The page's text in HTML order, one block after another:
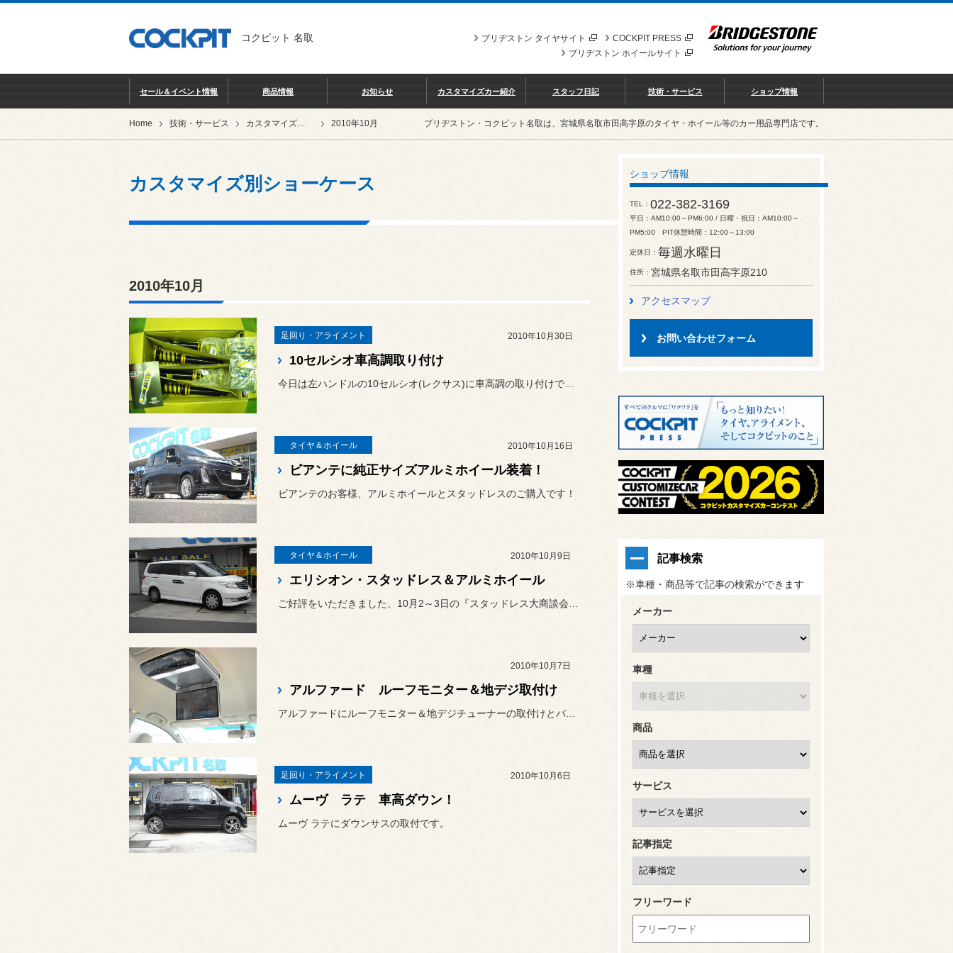
コクピット 名取 COCKPIT PRESS
ブリヂストン タイヤサイト
ブリヂストン ホイールサイト
セール＆イベント情報 商品情報 お知らせ カスタマイズカー紹介 スタッフ日記 技術・サービス ショップ情報
Home 技術・サービス カスタマイズ別ショーケース 2010年10月 ブリヂストン・コクピット名取は、宮城県名取市田高字原のタイヤ・ホイール等のカー用品専門店です。
カスタマイズ別ショーケース
2010年10月
足回り・アライメント 2010年10月30日
10セルシオ車高調取り付け
タイヤ＆ホイール 2010年10月16日
ビアンテに純正サイズアルミホイール装着！
ビアンテのお客様、アルミホイールとスタッドレスのご購入です！
タイヤ＆ホイール 2010年10月9日
エリシオン・スタッドレス＆アルミホイール
2010年10月7日
アルファード ルーフモニター＆地デジ取付け
アルファードにルーフモニター＆地デジチューナーの取付けとバックカメ...
足回り・アライメント 2010年10月6日
ムーヴ ラテ 車高ダウン！
ムーヴ ラテにダウンサスの取付です。
ショップ情報
TEL 022-382-3169
平日：AM10:00～PM6:00 / 日曜・祝日：AM10:00～
PM5:00 PIT休憩時間：12:00～13:00
定休日 毎週水曜日
住所 宮城県名取市田高字原210
アクセスマップ
お問い合わせフォーム
記事検索
※車種・商品等で記事の検索ができます
メーカー
車種
商品
サービス
記事指定
フリーワード